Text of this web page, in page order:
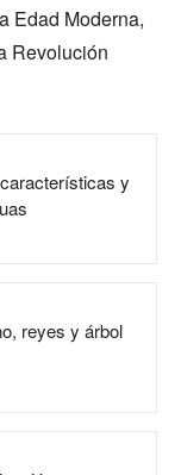
Edad Moderna,
Revolución
y
reyes y árbol